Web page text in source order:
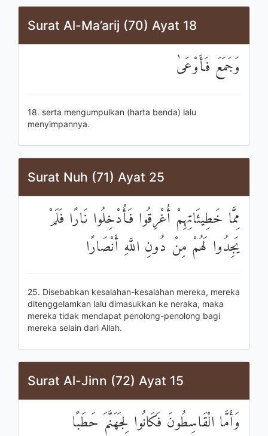
Surat Al-Ma’arij (70) Ayat 18
وَجَمَعَ فَأَوْعَىٰ
18. serta mengumpulkan (harta benda) lalu
menyimpannya.
Surat Nuh (71) Ayat 25
مِمَّا خَطِيئَاتِهِمْ أُغْرِقُوا فَأُدْخِلُوا نَارًا فَلَمْ
يَجِدُوا لَهُمْ مِنْ دُونِ اللَّهِ أَنْصَارًا
25. Disebabkan kesalahan-kesalahan mereka, mereka
ditenggelamkan lalu dimasukkan ke neraka, maka
mereka tidak mendapat penolong-penolong bagi
mereka selain dari Allah.
Surat Al-Jinn (72) Ayat 15
وَأَمَّا الْقَاسِطُونَ فَكَانُوا لِجَهَنَّمَ حَطَبًا